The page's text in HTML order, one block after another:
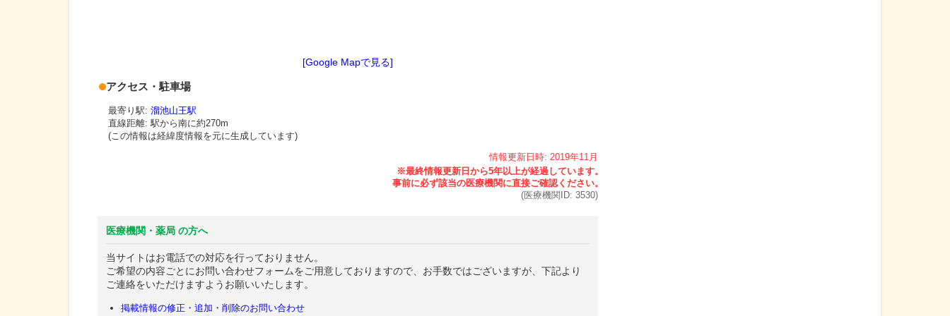
[Google Mapで見る]
アクセス・駐車場
最寄り駅: 溜池山王駅
直線距離: 駅から南に約270m
(この情報は経緯度情報を元に生成しています)
情報更新日時: 2019年11月
(医療機関ID: 3530)
医療機関・薬局 の方へ
当サイトはお電話での対応を行っておりません。
ご希望の内容ごとにお問い合わせフォームをご用意しておりますので、お手数ではございますが、下記より
ご連絡をいただけますようお願いいたします。
掲載情報の修正・追加・削除のお問い合わせ